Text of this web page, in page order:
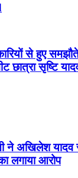
से हुए
छात्रा सृष्टि
ने अखिलेश यादव
लगाया आरोप